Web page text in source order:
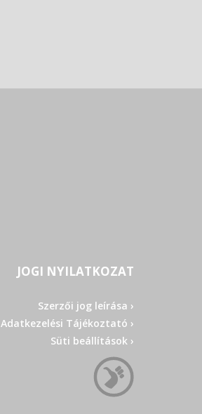
JOGI NYILATKOZAT
Szerzői jog leírása ›
Adatkezelési Tájékoztató ›
Süti beállítások ›